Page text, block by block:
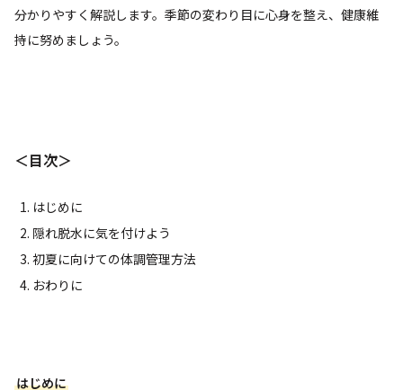
分かりやすく解説します。季節の変わり目に心身を整え、健康維
持に努めましょう。
＜目次＞
はじめに
隠れ脱水に気を付けよう
初夏に向けての体調管理方法
おわりに
はじめに